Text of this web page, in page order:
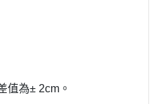
值為± 2cm。